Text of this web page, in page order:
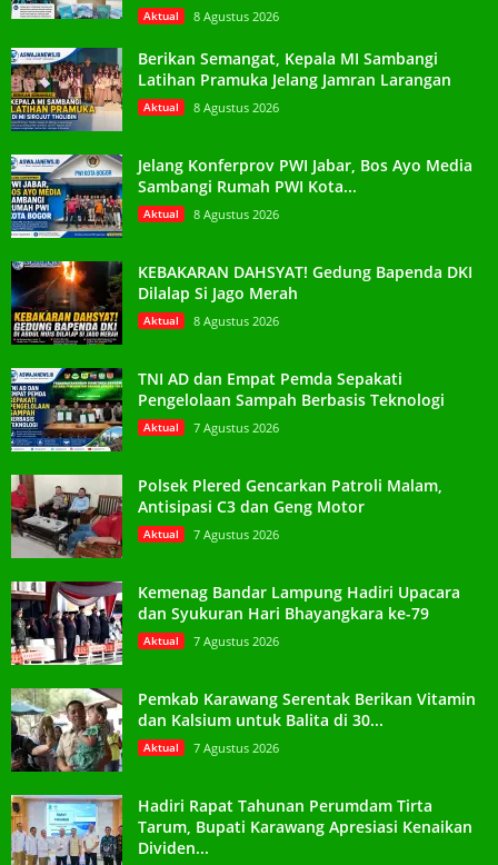
Aktual 8 Agustus 2026
Berikan Semangat, Kepala MI Sambangi
Latihan Pramuka Jelang Jamran Larangan
Aktual 8 Agustus 2026
Jelang Konferprov PWI Jabar, Bos Ayo Media
Sambangi Rumah PWI Kota...
Aktual 8 Agustus 2026
KEBAKARAN DAHSYAT! Gedung Bapenda DKI
Dilalap Si Jago Merah
Aktual 8 Agustus 2026
TNI AD dan Empat Pemda Sepakati
Pengelolaan Sampah Berbasis Teknologi
Aktual 7 Agustus 2026
Polsek Plered Gencarkan Patroli Malam,
Antisipasi C3 dan Geng Motor
Aktual 7 Agustus 2026
Kemenag Bandar Lampung Hadiri Upacara
dan Syukuran Hari Bhayangkara ke-79
Aktual 7 Agustus 2026
Pemkab Karawang Serentak Berikan Vitamin
dan Kalsium untuk Balita di 30...
Aktual 7 Agustus 2026
Hadiri Rapat Tahunan Perumdam Tirta
Tarum, Bupati Karawang Apresiasi Kenaikan
Dividen...